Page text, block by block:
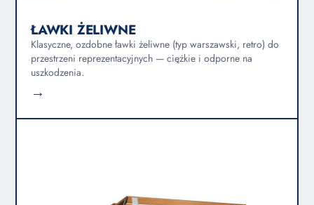
ŁAWKI ŻELIWNE
Klasyczne, ozdobne ławki żeliwne (typ warszawski, retro) do
przestrzeni reprezentacyjnych — ciężkie i odporne na
uszkodzenia.
→